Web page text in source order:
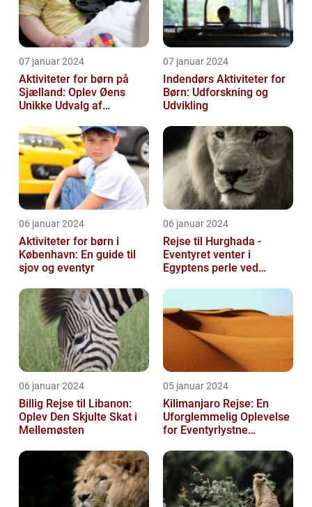
07 januar 2024
Aktiviteter for børn på
Sjælland: Oplev Øens
Unikke Udvalg af
07 januar 2024
Indendørs Aktiviteter for
Børn: Udforskning og
Udvikling
06 januar 2024
Aktiviteter for børn i
København: En guide til
sjov og eventyr
06 januar 2024
Rejse til Hurghada -
Eventyret venter i
Egyptens perle ved
06 januar 2024
Billig Rejse til Libanon:
Oplev Den Skjulte Skat i
Mellemøsten
05 januar 2024
Kilimanjaro Rejse: En
Uforglemmelig Oplevelse
for Eventyrlystne